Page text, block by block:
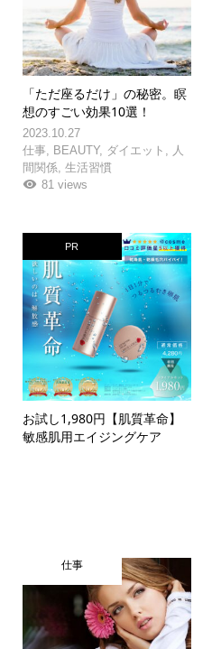
「ただ座るだけ」の秘密。瞑
想のすごい効果10選！
2023.10.27
仕事
BEAUTY, ダイエット
人
間関係 生活習慣
81 views
PR
お試し1,980円【肌質革命】
敏感肌用エイジングケア
仕事